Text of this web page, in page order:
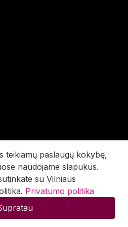
teikiamų paslaugų kokybę,
naudojame slapukus.
su Vilniaus
Privatumo politika